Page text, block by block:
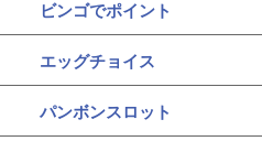
ビンゴでポイント
エッグチョイス
パンボンスロット